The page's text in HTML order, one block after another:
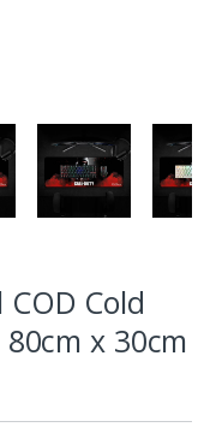
Cold
x 30cm